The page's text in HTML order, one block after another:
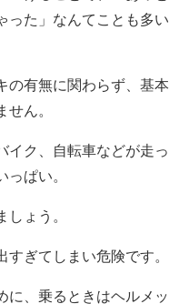
った」なんてことも多い
の有無に関わらず、基本
せん。
イク、自転車などが走っ
っぱい。
しょう。
ぎてしまい危険です。
に、乗るときはヘルメッ